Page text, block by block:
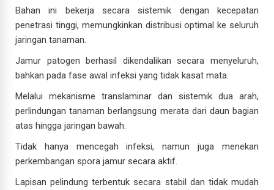
Bahan ini bekerja secara sistemik dengan kecepatan
penetrasi tinggi, memungkinkan distribusi optimal ke seluruh
jaringan tanaman.
Jamur patogen berhasil dikendalikan secara menyeluruh,
bahkan pada fase awal infeksi yang tidak kasat mata.
Melalui mekanisme translaminar dan sistemik dua arah,
perlindungan tanaman berlangsung merata dari daun bagian
atas hingga jaringan bawah.
Tidak hanya mencegah infeksi, namun juga menekan
perkembangan spora jamur secara aktif.
Lapisan pelindung terbentuk secara stabil dan tidak mudah